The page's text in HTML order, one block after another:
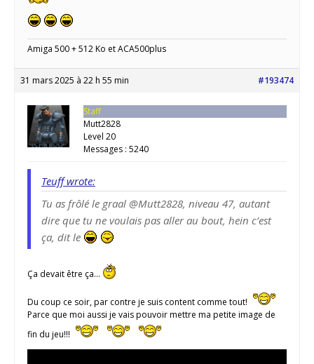
Amiga 500 + 512 Ko et ACA500plus
31 mars 2025 à 22 h 55 min #193474
Staff
Mutt2828
Level 20
Messages : 5240
Teuff wrote:
Tu as frôlé le graal @Mutt2828, niveau 47, autant
dire que tu ne voulais pas aller au bout, hein c’est
ça, dit le
Ça devait être ça…
Du coup ce soir, par contre je suis content comme tout!
Parce que moi aussi je vais pouvoir mettre ma petite image de
fin du jeu!!!